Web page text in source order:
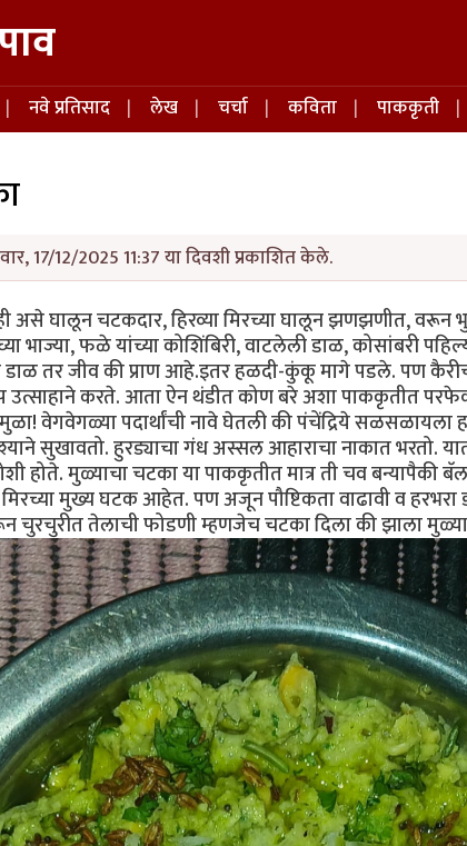
नवे प्रतिसाद लेख चर्चा कविता पाककृती
17/12/2025 11:37 या दिवशी प्रकाशित केले.
असे घालून चटकदार, हिरव्या मिरच्या घालून झणझणीत, वरून
भाज्या, फळे यांच्या कोशिंबिरी, वाटलेली डाळ, कोसांबरी
तर जीव की प्राण आहे.इतर हळदी-कुंकू मागे पडले. पण
उत्साहाने करते. आता ऐन थंडीत कोण बरे अशा पाककृतीत
वेगवेगळ्या पदार्थांची नावे घेतली की पंचेंद्रिये सळसळायला
सुखावतो. हुरड्याचा गंध अस्सल आहाराचा नाकात भरतो.
होते. मुळ्याचा चटका या पाककृतीत मात्र ती चव बन्यापैकी
मुख्य घटक आहेत. पण अजून पौष्टिकता वाढावी व
चुरचुरीत तेलाची फोडणी म्हणजेच चटका दिला की झाला